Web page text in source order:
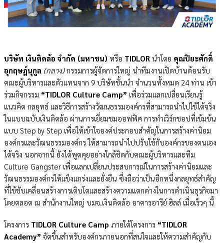
บริษัท เงินติดล้อ จำกัด (มหาชน) หรือ TIDLOR นำโดย คุณปิยะศักดิ์
อุกฤษฎ์นุกูล (กลาง)กรรมการผู้จัดการใหญ่ นำทีมงานเปิดบ้านต้อนรับ
คณะผู้บริหารและตัวแทนจาก 9 บริษัทชั้นนำ จำนวนทั้งหมด 24 ท่าน เข้า
ร่วมกิจกรรม “TIDLOR Culture Camp” เพื่อร่วมแลกเปลี่ยนเรียนรู้
แนวคิด กลยุทธ์ และวิธีการสร้างวัฒนธรรมองค์กรที่สามารถนำไปใช้ได้จริง
ในแบบฉบับเงินติดล้อ ผ่านการเยี่ยมชมออฟฟิศ การทำเวิร์กชอปที่เข้มข้น
แบบ Step by Step เพื่อให้เข้าใจองค์ประกอบสำคัญในการสร้างค่านิยม
องค์กรและวัฒนธรรมองค์กร ให้สามารถนำไปปรับใช้กับองค์กรของตนเอง
ได้จริง นอกจากนี้ ยังได้พูดคุยอย่างใกล้ชิดกับคณะผู้บริหารและทีม
Culture Gangster เพื่อแลกเปลี่ยนประสบการณ์ในการสร้างค่านิยมและ
วัฒนธรรมองค์กรให้แข็งแกร่งและยั่งยืน ซึ่งถือว่าเป็นอีกหนึ่งกลยุทธ์สำคัญ
ที่ใช้ขับเคลื่อนสร้างการเติบโตและสร้างความแตกต่างในการดำเนินธุรกิจมา
โดยตลอด ณ สำนักงานใหญ่ บมจ.เงินติดล้อ อาคารอารีย์ ฮิลล์ เมื่อเร็วๆ นี้
โครงการ TIDLOR Culture Camp ภายใต้โครงการ “TIDLOR
Academy” จัดขึ้นสำหรับองค์กรภายนอกที่สนใจและให้ความสำคัญกับ